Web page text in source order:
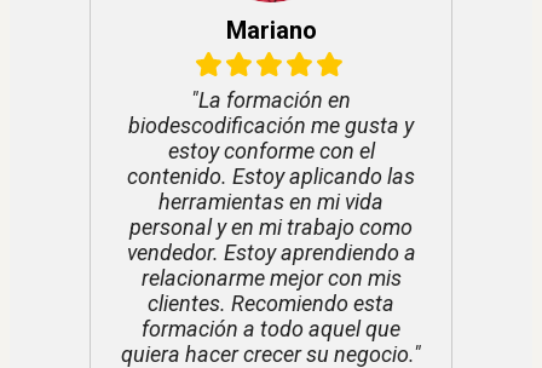
Mariano
"La formación en
biodescodificación me gusta y
estoy conforme con el
contenido. Estoy aplicando las
herramientas en mi vida
personal y en mi trabajo como
vendedor. Estoy aprendiendo a
relacionarme mejor con mis
clientes. Recomiendo esta
formación a todo aquel que
quiera hacer crecer su negocio."